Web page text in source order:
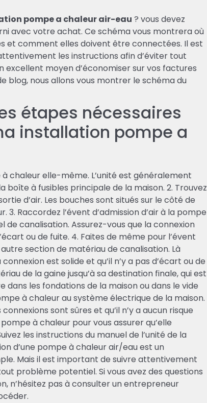
pompe a chaleur air-eau ? vous devez
avec votre achat. Ce schéma vous montrera où
et comment elles doivent être connectées. Il est
les instructions afin d’éviter tout
excellent moyen d’économiser sur vos factures
blog, nous allons vous montrer le schéma du
étapes nécessaires
installation pompe a
à chaleur elle-même. L’unité est généralement
boîte à fusibles principale de la maison. 2. Trouvez
d’air. Les bouches sont situés sur le côté de
3. Raccordez l’évent d’admission d’air à la pompe
de canalisation. Assurez-vous que la connexion
ou de fuite. 4. Faites de même pour l’évent
section de matériau de canalisation. Là
est solide et qu’il n’y a pas d’écart ou de
de la gaine jusqu’à sa destination finale, qui est
les fondations de la maison ou dans le vide
à chaleur au système électrique de la maison.
sont sûres et qu’il n’y a aucun risque
à chaleur pour vous assurer qu’elle
les instructions du manuel de l’unité de la
d’une pompe à chaleur air/eau est un
Mais il est important de suivre attentivement
problème potentiel. Si vous avez des questions
n’hésitez pas à consulter un entrepreneur